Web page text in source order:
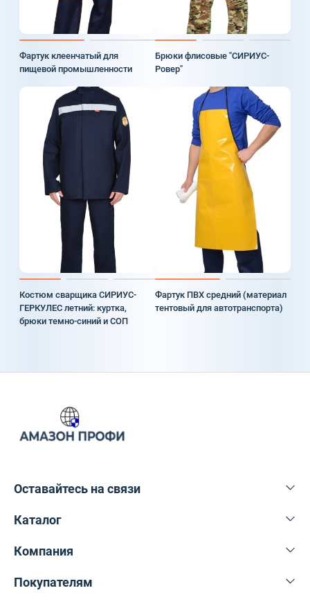
Фартук клеенчатый для
пищевой промышленности
Брюки флисовые "СИРИУС-
Ровер"
Костюм сварщика СИРИУС-
ГЕРКУЛЕС летний: куртка,
брюки темно-синий и СОП
Фартук ПВХ средний (материал
тентовый для автотранспорта)
Оставайтесь на связи
+375 29 616-27-76
info@amazonprofi.by
Каталог
Спецодежда
Спецобувь
Компания
О нас
Покупателям